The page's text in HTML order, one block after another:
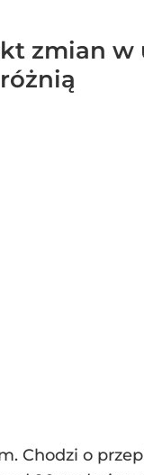
zmian w
Chodzi o